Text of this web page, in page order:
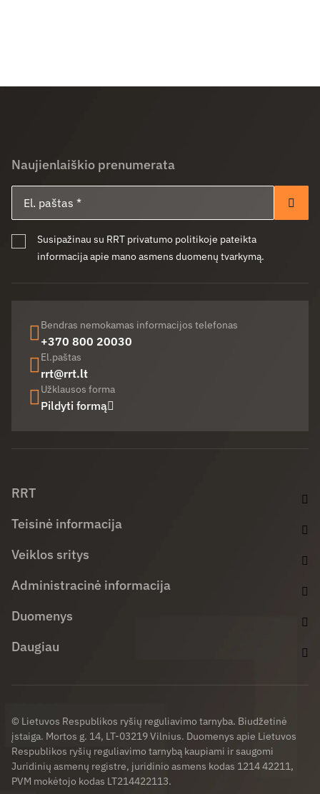
Naujienlaiškio prenumerata
Susipažinau su RRT privatumo politikoje pateikta
informacija apie mano asmens duomenų tvarkymą.
Bendras nemokamas informacijos telefonas
+370 800 20030
El.paštas
rrt@rrt.lt
Užklausos forma
Pildyti formą
RRT
Teisinė informacija
Veiklos sritys
Administracinė informacija
Duomenys
Daugiau
© Lietuvos Respublikos ryšių reguliavimo tarnyba. Biudžetinė
įstaiga. Mortos g. 14, LT-03219 Vilnius. Duomenys apie Lietuvos
Respublikos ryšių reguliavimo tarnybą kaupiami ir saugomi
Juridinių asmenų registre, juridinio asmens kodas 1214 42211,
PVM mokėtojo kodas LT214422113.